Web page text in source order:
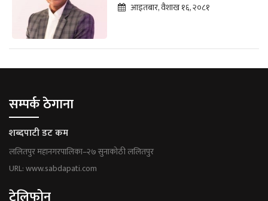
आइतबार, वैशाख १६, २०८१
सम्पर्क ठेगाना
शब्दपाटी डट कम
ललितपुर महानगरपालिका–२७ सुनाकोठी ललितपुर
URL: www.sabdapati.com